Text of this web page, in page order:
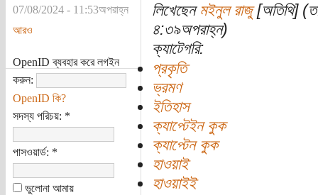
07/08/2024 - 11:53অপরাহ্ন
আরও
OpenID ব্যবহার করে লগইন
করুন:
OpenID কি?
সদস্য পরিচয়: *
পাসওয়ার্ড: *
ভুলোনা আমায়
লিখেছেন মইনুল রাজু[অতিথি]
৪:৩৯অপরাহ্ন)
ক্যাটেগরি:
প্রকৃতি
ভ্রমণ
ইতিহাস
ক্যাপ্টেইন কুক
ক্যাপ্টেন কুক
হাওয়াই
হাওয়াইই